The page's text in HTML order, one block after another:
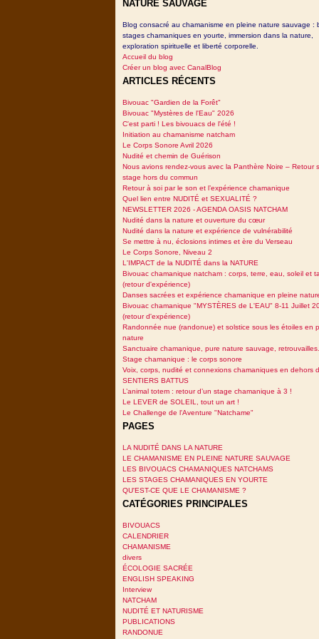
NATURE SAUVAGE
Blog consacré au chamanisme en pleine nature sauvage :
stages chamaniques en yourte, immersion dans la nature,
exploration spirituelle et liberté corporelle.
Accueil du blog
Créer un blog avec CanalBlog
ARTICLES RÉCENTS
Bivouac "Gardien de la Forêt"
Bivouac "Mystères de l'Eau" 2026
C'est parti ! Les bivouacs de l'été !
Initiation au chamanisme natcham
Le Corps Sonore Avril 2026
Nudité et chemin de Guérison
Nous avions rendez-vous avec la Panthère Noire – Retour
stage hors du commun
Retour à soi par le son et l’expérience chamanique
Quel lien entre NUDITÉ et SEXUALITÉ ?
NEWSLETTER 2026 - AGENDA OASIS NATCHAM
Nudité dans la nature et ouverture du cœur
Nudité dans la nature et expérience de vulnérabilité
Se mettre à nu, éclosions intimes et ère du Verseau
Le Corps Sonore, Niveau 2
L'IMPACT de la NUDITÉ dans la NATURE
Bivouac chamanique natcham : corps, terre, eau, soleil et
(retour d'expérience)
Danses sacrées et expérience chamanique en pleine
Bivouac chamanique "MYSTÈRES de L'EAU" 8-11 Juillet
(retour d'expérience)
Randonnée nue (randonue) et solstice sous les étoiles en
nature
Sanctuaire chamanique, pure nature sauvage,
Stage chamanique : le corps sonore
Voix, corps, nudité et connexions chamaniques en dehors
SENTIERS BATTUS
L’animal totem : retour d’un stage chamanique à 3 !
Le LEVER de SOLEIL, tout un art !
Le Challenge de l'Aventure "Natchame"
PAGES
LA NUDITÉ DANS LA NATURE
LE CHAMANISME EN PLEINE NATURE SAUVAGE
LES BIVOUACS CHAMANIQUES NATCHAMS
LES STAGES CHAMANIQUES EN YOURTE
QU'EST-CE QUE LE CHAMANISME ?
CATÉGORIES PRINCIPALES
BIVOUACS
CALENDRIER
CHAMANISME
divers
ÉCOLOGIE SACRÉE
ENGLISH SPEAKING
Interview
NATCHAM
NUDITÉ ET NATURISME
PUBLICATIONS
RANDONUE